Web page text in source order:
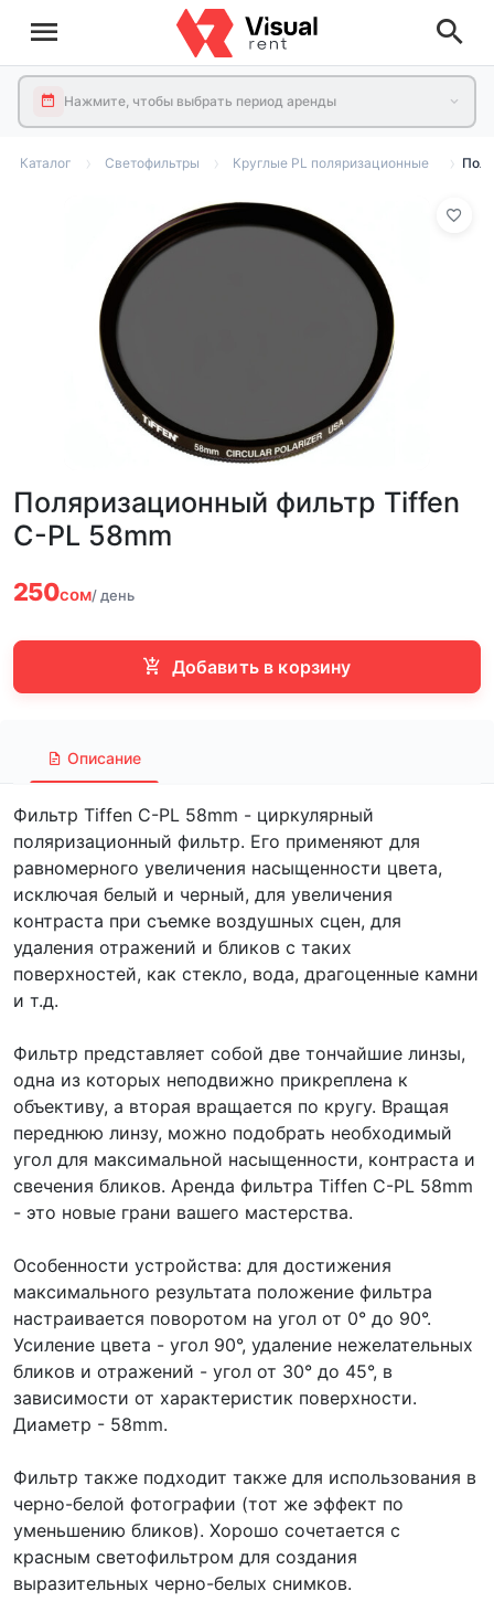
Нажмите, чтобы выбрать период аренды
Каталог Светофильтры Круглые PL поляризационные
Поляризационный фильтр Tiffen
C-PL 58mm
250сом/ день
Добавить в корзину
Описание
Фильтр Tiffen C-PL 58mm - циркулярный
поляризационный фильтр. Его применяют для
равномерного увеличения насыщенности цвета,
исключая белый и черный, для увеличения
контраста при съемке воздушных сцен, для
удаления отражений и бликов с таких
поверхностей, как стекло, вода, драгоценные камни
и т.д.
Фильтр представляет собой две тончайшие линзы,
одна из которых неподвижно прикреплена к
объективу, а вторая вращается по кругу. Вращая
переднюю линзу, можно подобрать необходимый
угол для максимальной насыщенности, контраста и
свечения бликов. Аренда фильтра Tiffen C-PL 58mm
- это новые грани вашего мастерства.
Особенности устройства: для достижения
максимального результата положение фильтра
настраивается поворотом на угол от 0° до 90°.
Усиление цвета - угол 90°, удаление нежелательных
бликов и отражений - угол от 30° до 45°, в
зависимости от характеристик поверхности.
Диаметр - 58mm.
Фильтр также подходит также для использования в
черно-белой фотографии (тот же эффект по
уменьшению бликов). Хорошо сочетается с
красным светофильтром для создания
выразительных черно-белых снимков.